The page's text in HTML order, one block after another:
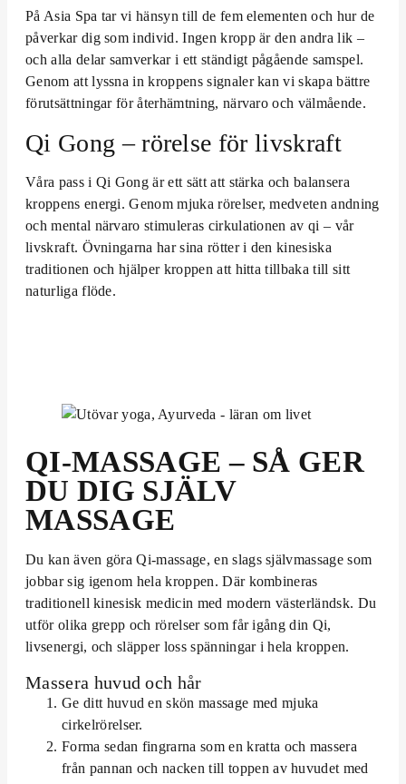
På Asia Spa tar vi hänsyn till de fem elementen och hur de
påverkar dig som individ. Ingen kropp är den andra lik –
och alla delar samverkar i ett ständigt pågående samspel.
Genom att lyssna in kroppens signaler kan vi skapa bättre
förutsättningar för återhämtning, närvaro och välmående.
Qi Gong – rörelse för livskraft
Våra pass i Qi Gong är ett sätt att stärka och balansera
kroppens energi. Genom mjuka rörelser, medveten andning
och mental närvaro stimuleras cirkulationen av qi – vår
livskraft. Övningarna har sina rötter i den kinesiska
traditionen och hjälper kroppen att hitta tillbaka till sitt
naturliga flöde.
QI-MASSAGE – SÅ GER
DU DIG SJÄLV
MASSAGE
Du kan även göra Qi-massage, en slags självmassage som
jobbar sig igenom hela kroppen. Där kombineras
traditionell kinesisk medicin med modern västerländsk. Du
utför olika grepp och rörelser som får igång din Qi,
livsenergi, och släpper loss spänningar i hela kroppen.
Massera huvud och hår
Ge ditt huvud en skön massage med mjuka
cirkelrörelser.
Forma sedan fingrarna som en kratta och massera
från pannan och nacken till toppen av huvudet med